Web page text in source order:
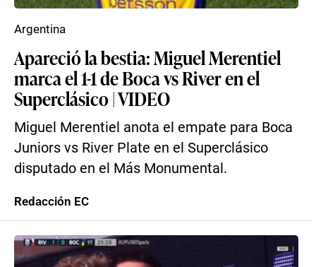
Apareció la bestia: Miguel Merentiel
marca el 1-1 de Boca vs River en el
Superclásico | VIDEO
Miguel Merentiel anota el empate para Boca
Juniors vs River Plate en el Superclásico
disputado en el Más Monumental.
Argentina
Redacción EC